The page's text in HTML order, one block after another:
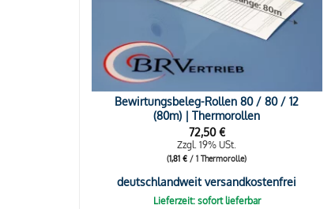
Bewirtungsbeleg-Rollen 80 / 80 / 12
(80m) | Thermorollen
72,50€
Zzgl. 19% USt.
(1,81€ / 1 Thermorolle)
deutschlandweit versandkostenfrei
Lieferzeit: sofort lieferbar